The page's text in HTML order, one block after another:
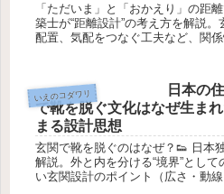
「ただいま」と「おかえり」の距
築士が“距離設計”の考え方を解説
配置、気配をつなぐ工夫など、関
いえのコダワリ
日本の
で靴を脱ぐ文化はなぜ生ま
まる設計思想
玄関で靴を脱ぐのはなぜ？👟 日本
解説。外と内を分ける“境界”とし
い玄関設計のポイント（広さ・動